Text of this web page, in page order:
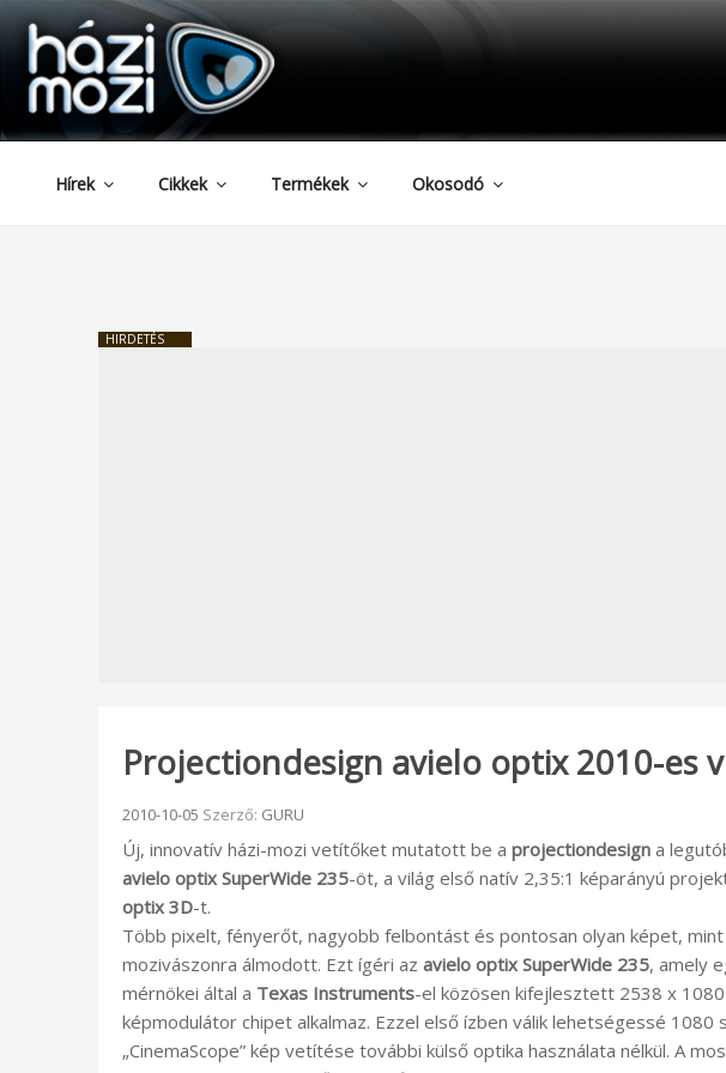
Tartalomhoz
HAZIMOZI
Hírek Cikkek Termékek Okosodó
HIRDETÉS
Projectiondesign avielo optix 2010-es
Beküldve:
2010-10-05 Szerző: GURU
Új, innovatív házi-mozi vetítőket mutatott be a projectiondesign a
avielo optix SuperWide 235-öt, a világ első natív 2,35:1 képarányú
optix 3D-t.
Több pixelt, fényerőt, nagyobb felbontást és pontosan olyan képet,
mozivászonra álmodott. Ezt ígéri az avielo optix SuperWide 235, amely
mérnökei által a Texas Instruments-el közösen kifejlesztett 2538 x
képmodulátor chipet alkalmaz. Ezzel első ízben válik lehetségessé 1080
„CinemaScope” kép vetítése további külső optika használata nélkül. A